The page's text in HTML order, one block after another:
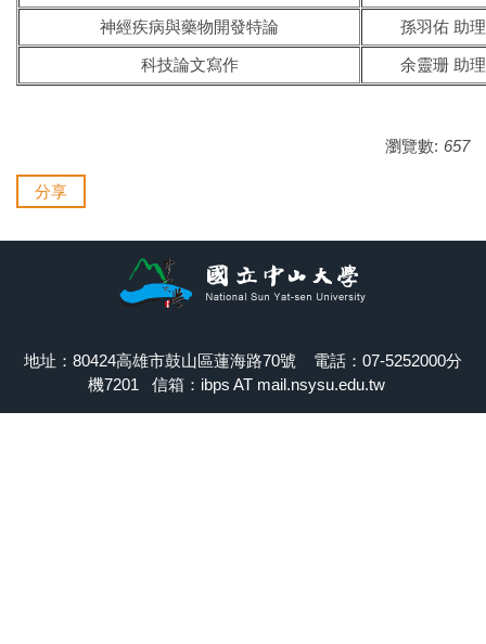
神經疾病與藥物開發特論 孫羽佑 助
科技論文寫作 余靈珊 助
瀏覽數: 657
分享
地址：80424高雄市鼓山區蓮海路70號 電話：07-5252000分
機7201 信箱：ibps AT mail.nsysu.edu.tw